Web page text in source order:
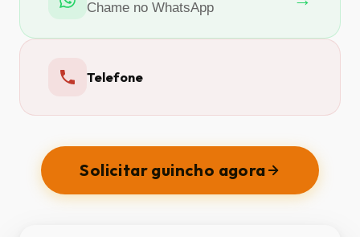
Chame no WhatsApp
Telefone
Solicitar guincho agora